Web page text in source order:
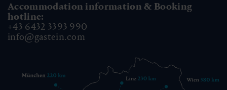
Accommodation information & Booking
hotline:
+43 6432 3393 990
info@gastein.com